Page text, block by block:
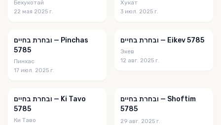
Бехукотай
22 мая 2025 г.
Хукат
3 июл. 2025 г.
ובחרת בחיים — Pinchas
5785
Пинхас
17 июл. 2025 г.
ובחרת בחיים — Eikev 5785
Экев
12 авг. 2025 г.
ובחרת בחיים — Ki Tavo
5785
Ки Таво
ובחרת בחיים — Shoftim
5785
29 авг. 2025 г.